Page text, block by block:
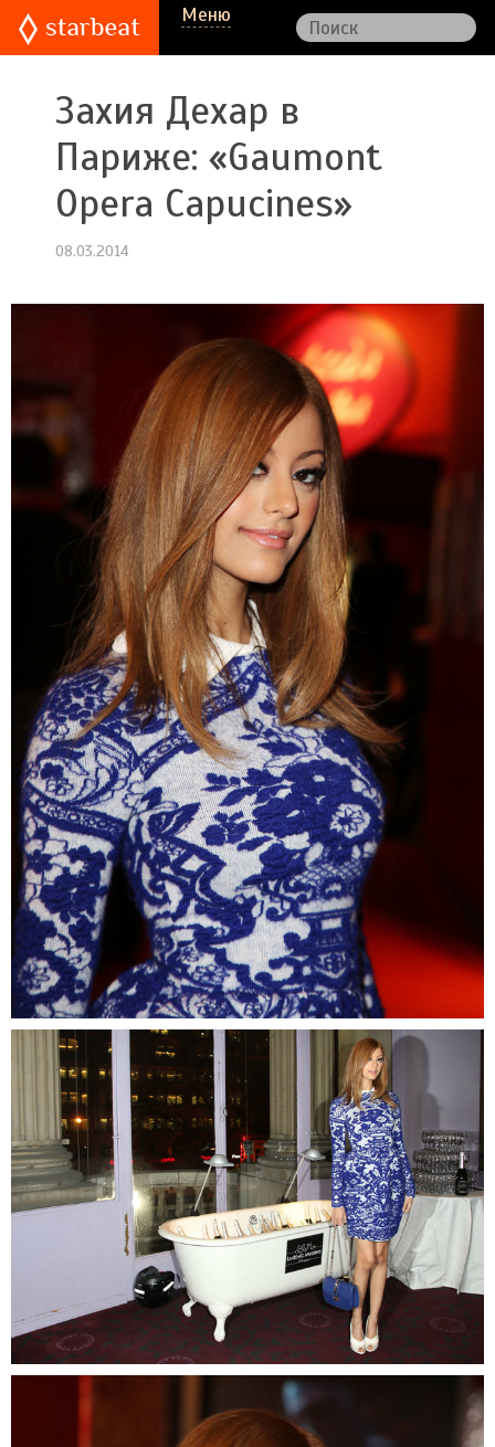
Меню
Захия Дехар в
Париже: «Gaumont
Opera Capucines»
08.03.2014